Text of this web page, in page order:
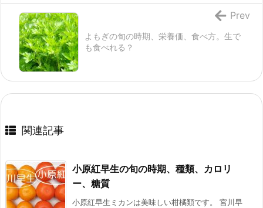
よもぎの旬の時期、栄養価、食べ方。生で
も食べれる？
Prev
関連記事
小原紅早生の旬の時期、種類、カロリ
ー、糖質
小原紅早生ミカンは美味しい柑橘類です。 宮川早